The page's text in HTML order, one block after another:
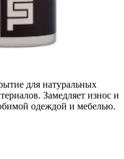
для натуральных
Замедляет износ и
одеждой и мебелью.